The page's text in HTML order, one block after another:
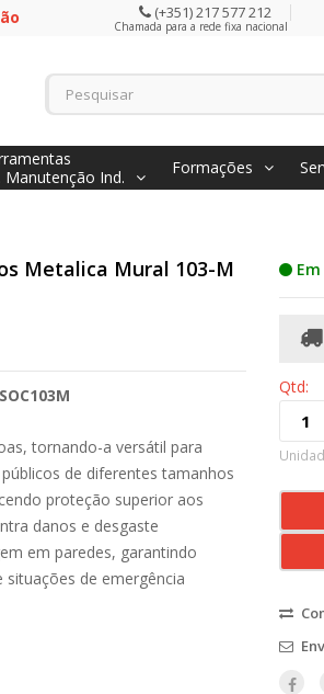
(+351) 217 577 212
Chamada para a rede fixa nacional
Manutenção Ind.
Formações
Metalica Mural 103-M
tornando-a versátil para
de diferentes tamanhos
proteção superior aos
danos e desgaste
em paredes, garantindo
situações de emergência
Qtd: